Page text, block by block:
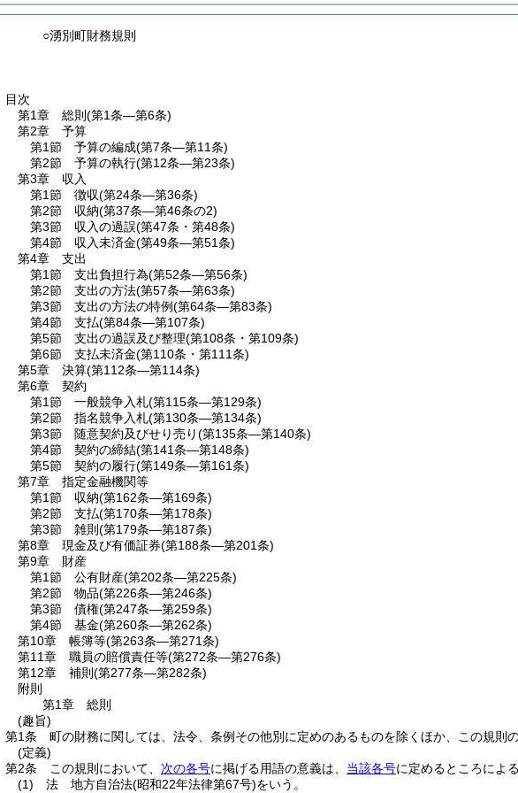
○湧別町財務規則
目次
第1章
総則 (第1条―第6条)
第2章
予算
第1節
予算の編成(第7条―第11条)
第2節
予算の執行(第12条―第23条)
第3章
収入
第1節
徴収(第24条―第36条)
第2節
収納(第37条―第46条の2)
第3節
収入の過誤(第47条・第48条)
第4節
収入未済金(第49条―第51条)
第4章
支出
第1節
支出負担行為(第52条―第56条)
第2節
支出の方法(第57条―第63条)
第3節
支出の方法の特例(第64条―第83条)
第4節
支払(第84条―第107条)
第5節
支出の過誤及び整理(第108条・第109条)
第6節
支払未済金(第110条・第111条)
第5章
決算(第112条―第114条)
第6章
契約
第1節
一般競争入札(第115条―第129条)
第2節
指名競争入札(第130条―第134条)
第3節
随意契約及びせり売り(第135条―第140条)
第4節
契約の締結(第141条―第148条)
第5節
契約の履行(第149条―第161条)
第7章
指定金融機関等
第1節
収納(第162条―第169条)
第2節
支払(第170条―第178条)
第3節
雑則 (第179条―第187条)
第8章
現金及び有価証券(第188条―第201条)
第9章
財産
第1節
公有財産(第202条―第225条)
第2節
物品(第226条―第246条)
第3節
債権(第247条―第259条)
第4節
基金(第260条―第262条)
第10章
帳簿等(第263条―第271条)
第11章
職員の賠償責任等(第272条―第276条)
第12章
補則 (第277条―第282条)
附則
第1章
総則
(趣旨)
第1条
町の財務に関しては、法令、条例その他別に定めのあるものを除くほか、この規則
(定義)
第2条
この規則において、 次の各号に掲げる用語の意義は、 当該各号に定めるところによる
(1)
法 地方自治法(昭和22年法律第67号)をいう。